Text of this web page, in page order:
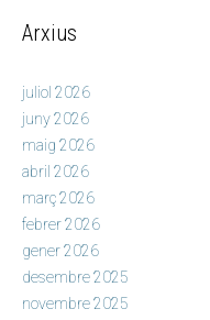
Arxius
juliol 2026
juny 2026
maig 2026
abril 2026
març 2026
febrer 2026
gener 2026
desembre 2025
novembre 2025